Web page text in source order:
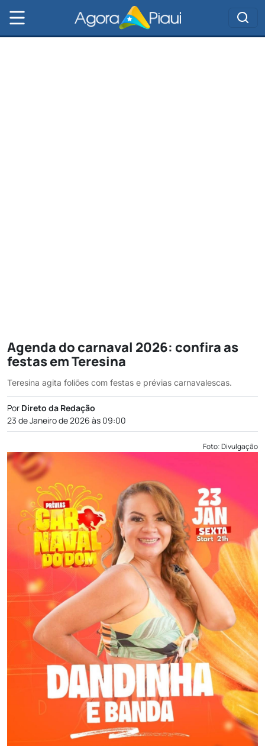
Agenda do carnaval 2026: confira as
festas em Teresina
Teresina agita foliões com festas e prévias carnavalescas.
Por Direto da Redação
23 de Janeiro de 2026 às 09:00
Foto: Divulgação